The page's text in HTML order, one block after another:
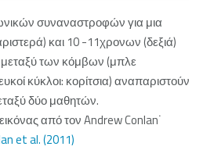
συναναστροφών για μια
και 10 -11χρονων (δεξιά)
των κόμβων (μπλε
κύκλοι: κορίτσια) αναπαριστούν
δύο μαθητών.
από τον Andrew Conlan˙
et al. (2011)